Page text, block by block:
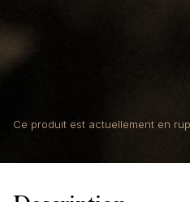
Ce produit est actuellement en